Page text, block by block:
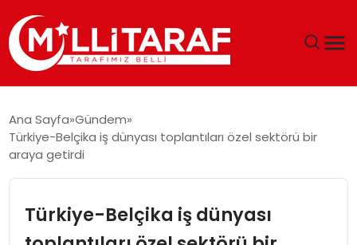
ÖZEL SAYFALAR
EKONOMI
Ana Sayfa Gündem
Türkiye-Belçika iş dünyası toplantıları özel sektörü bir
araya getirdi
Türkiye-Belçika iş dünyası